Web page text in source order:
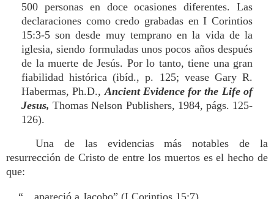
500 personas en doce ocasiones diferentes. Las
declaraciones como credo grabadas en I Corintios
15:3-5 son desde muy temprano en la vida de la
iglesia, siendo formuladas unos pocos años después
de la muerte de Jesús. Por lo tanto, tiene una gran
fiabilidad histórica (ibíd., p. 125; vease Gary R.
Habermas, Ph.D.,Ancient Evidence for the Life of
Jesus, Thomas Nelson Publishers, 1984, págs. 125-
126).
Una de las evidencias más notables de la
resurrección de Cristo de entre los muertos es el hecho de
que:
“…apareció a Jacobo” (I Corintios 15:7).